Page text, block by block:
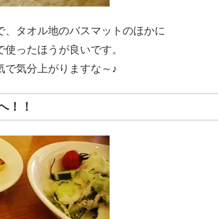
タオル地のバスマットのほかに
ったほうが良いです。
で気分上がりますな～♪
！！